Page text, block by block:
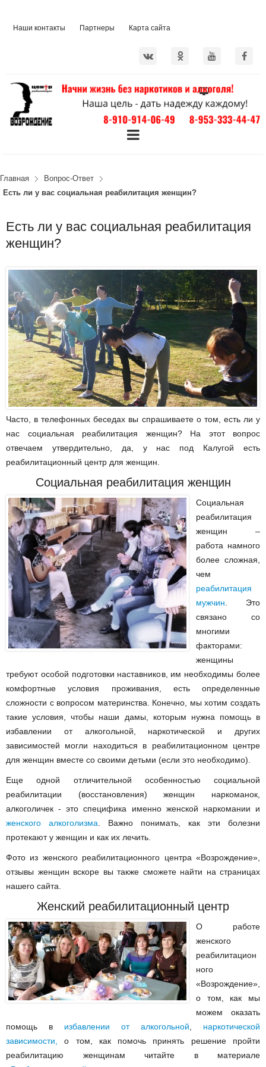
Наши контакты Партнеры Карта сайта
Главная
Вопрос-Ответ
Есть ли у вас социальная реабилитация женщин?
Есть ли у вас социальная реабилитация
женщин?
Часто, в телефонных беседах вы спрашиваете о том, есть ли у
нас социальная реабилитация женщин? На этот вопрос
отвечаем утвердительно, да, у нас под Калугой есть
реабилитационный центр для женщин.
Социальная реабилитация женщин
Социальная
реабилитация
женщин –
работа намного
более сложная,
чем
реабилитация
мужчин . Это
связано со
многими
факторами:
женщины
требуют особой подготовки наставников, им необходимы более
комфортные условия проживания, есть определенные
сложности с вопросом материнства. Конечно, мы хотим создать
такие условия, чтобы наши дамы, которым нужна помощь в
избавлении от алкогольной, наркотической и других
зависимостей могли находиться в реабилитационном центре
для женщин вместе со своими детьми (если это необходимо).
Еще одной отличительной особенностью социальной
реабилитации (восстановления) женщин наркоманок,
алкоголичек - это специфика именно женской наркомании и
женского алкоголизма . Важно понимать, как эти болезни
протекают у женщин и как их лечить.
Фото из женского реабилитационного центра «Возрождение»,
отзывы женщин вскоре вы также сможете найти на страницах
нашего сайта.
Женский реабилитационный центр
О работе
женского
реабилитацион
ного
«Возрождение»
о том, как мы
можем оказать
помощь в избавлении от алкогольной
наркотической
зависимости,
о том, как помочь принять решение пройти
реабилитацию женщинам читайте в материале